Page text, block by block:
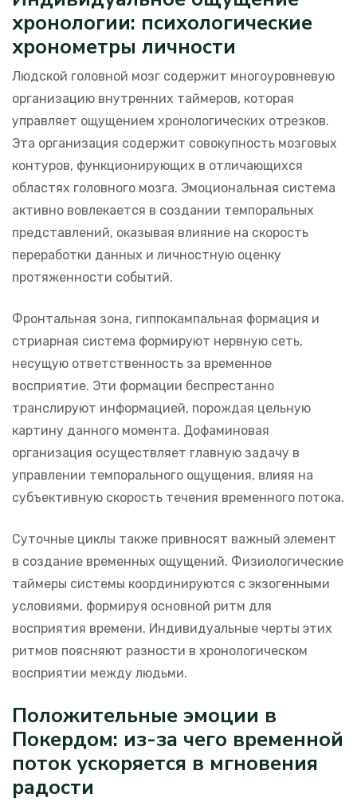
хронологии: психологические
хронометры личности
Людской головной мозг содержит многоуровневую
организацию внутренних таймеров, которая
управляет ощущением хронологических отрезков.
Эта организация содержит совокупность мозговых
контуров, функционирующих в отличающихся
областях головного мозга. Эмоциональная система
активно вовлекается в создании темпоральных
представлений, оказывая влияние на скорость
переработки данных и личностную оценку
протяженности событий.
Фронтальная зона, гиппокампальная формация и
стриарная система формируют нервную сеть,
несущую ответственность за временное
восприятие. Эти формации беспрестанно
транслируют информацией, порождая цельную
картину данного момента. Дофаминовая
организация осуществляет главную задачу в
управлении темпорального ощущения, влияя на
субъективную скорость течения временного потока.
Суточные циклы также привносят важный элемент
в создание временных ощущений. Физиологические
таймеры системы координируются с экзогенными
условиями, формируя основной ритм для
восприятия времени. Индивидуальные черты этих
ритмов поясняют разности в хронологическом
восприятии между людьми.
Положительные эмоции в
Покердом: из-за чего временной
поток ускоряется в мгновения
радости